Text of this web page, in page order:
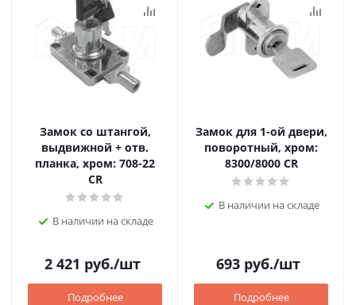
Замок со штангой,
выдвижной + отв.
планка, хром: 708-22
CR
В наличии на складе
2 421 руб./шт
Подробнее
Замок для 1-ой двери,
поворотный, хром:
8300/8000 CR
В наличии на складе
693 руб./шт
Подробнее